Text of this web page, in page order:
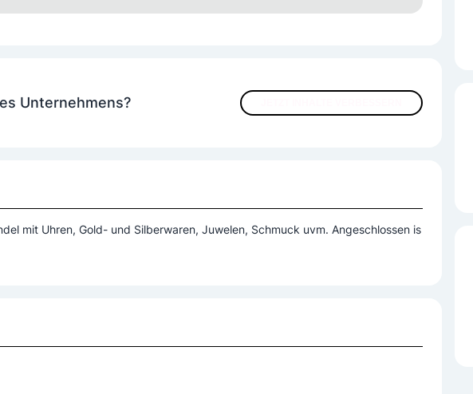
Leidenschaft kümmert sich der Chef persönlich um Ihren antiken Schatz.
Taschen- oder Wanduhr – wir haben das nötige Wissen und die
und vor allem den wahren Wert ihres Lieblingsstückes für Sie und die
Unternehmens?
mit Uhren, Gold- und Silberwaren, Juwelen, Schmuck uvm. Angeschlossen is